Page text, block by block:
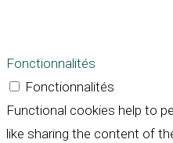
Fonctionnalités
Fonctionnalités
Functional cookies help to
like sharing the content of